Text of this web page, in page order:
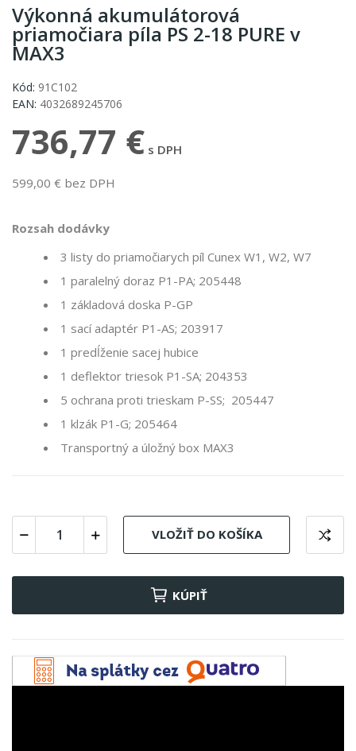
Výkonná akumulátorová
priamočiara píla PS 2-18 PURE v
MAX3
Kód: 91C102
EAN: 4032689245706
736,77 € s DPH
599,00 € bez DPH
Rozsah dodávky
3 listy do priamočiarych píl Cunex W1, W2, W7
1 paralelný doraz P1-PA; 205448
1 základová doska P-GP
1 sací adaptér P1-AS; 203917
1 predĺženie sacej hubice
1 deflektor triesok P1-SA; 204353
5 ochrana proti trieskam P-SS; 205447
1 klzák P1-G; 205464
Transportný a úložný box MAX3
VLOŽIŤ DO KOŠÍKA
KÚPIŤ